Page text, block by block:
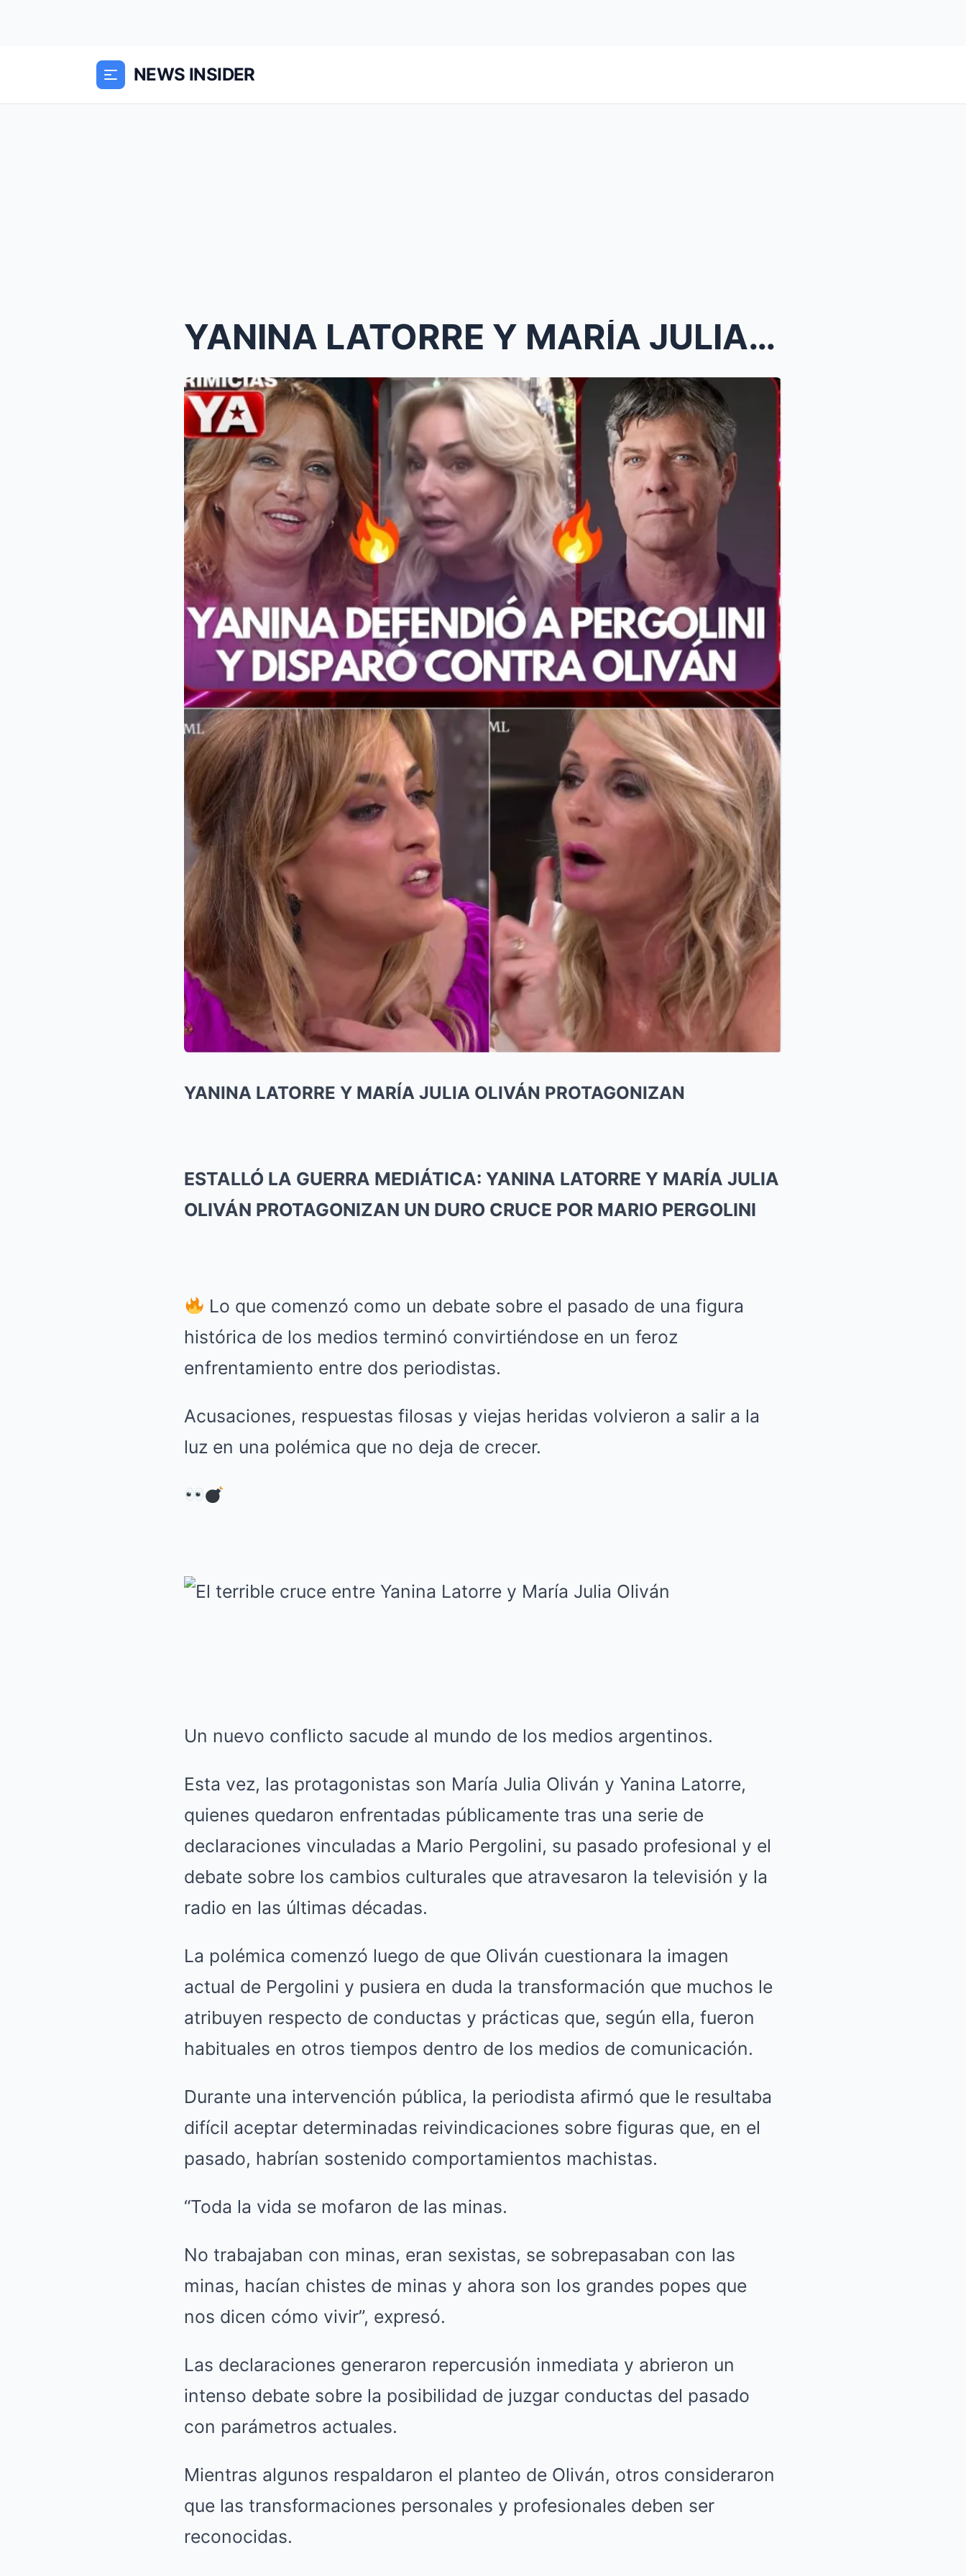
NEWS INSIDER
YANINA LATORRE Y MARÍA JULIA OLIVÁN PROTAGONIZAN
YANINA LATORRE Y MARÍA JULIA OLIVÁN PROTAGONIZAN
ESTALLÓ LA GUERRA MEDIÁTICA: YANINA LATORRE Y MARÍA JULIA
OLIVÁN PROTAGONIZAN UN DURO CRUCE POR MARIO PERGOLINI
Lo que comenzó como un debate sobre el pasado de una figura
histórica de los medios terminó convirtiéndose en un feroz
enfrentamiento entre dos periodistas.
Acusaciones, respuestas filosas y viejas heridas volvieron a salir a la
luz en una polémica que no deja de crecer.
Un nuevo conflicto sacude al mundo de los medios argentinos.
Esta vez, las protagonistas son María Julia Oliván y Yanina Latorre,
quienes quedaron enfrentadas públicamente tras una serie de
declaraciones vinculadas a Mario Pergolini, su pasado profesional y el
debate sobre los cambios culturales que atravesaron la televisión y la
radio en las últimas décadas.
La polémica comenzó luego de que Oliván cuestionara la imagen
actual de Pergolini y pusiera en duda la transformación que muchos le
atribuyen respecto de conductas y prácticas que, según ella, fueron
habituales en otros tiempos dentro de los medios de comunicación.
Durante una intervención pública, la periodista afirmó que le resultaba
difícil aceptar determinadas reivindicaciones sobre figuras que, en el
pasado, habrían sostenido comportamientos machistas.
“Toda la vida se mofaron de las minas.
No trabajaban con minas, eran sexistas, se sobrepasaban con las
minas, hacían chistes de minas y ahora son los grandes popes que
nos dicen cómo vivir”, expresó.
Las declaraciones generaron repercusión inmediata y abrieron un
intenso debate sobre la posibilidad de juzgar conductas del pasado
con parámetros actuales.
Mientras algunos respaldaron el planteo de Oliván, otros consideraron
que las transformaciones personales y profesionales deben ser
reconocidas.